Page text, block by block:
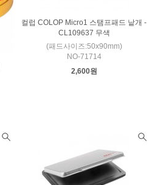
컬럽 COLOP Micro1 스탬프패드 낱개 -
CL109637 무색
(패드사이즈:50x90mm)
NO-71714
2,600원